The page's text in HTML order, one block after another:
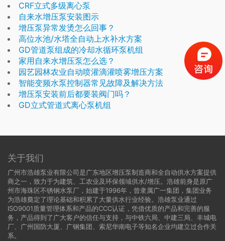
CRF立式多级离心泵
自来水增压泵安装图示
增压泵异常发烫怎么回事？
高位水池/水塔全自动上水补水方案
GD管道泵组成的冷却水循环泵机组
家用自来水增压泵怎么选？
园艺园林农业自动喷灌滴灌喷雾增压方案
智能变频水泵控制器常见故障及解决方法
增压泵安装前后都要装阀门吗？
GD立式管道式离心泵机组
关于我们
广州市浩雄泵业有限公司是广东地区增压泵制造商和全自动供水方案提供
商之一，致力于为建筑、工农业及环保领域供水/增压。浩雄前身是原广
州市海珠区不锈钢水泵厂，始建于1996年，曾隶属广一集团，集团业务
为浩雄奠定了理论基础和积累了大量供水行业经验。浩雄泵业通过
ISO9001质量管理体系和产品的CCC认证，凭借优质的产品和完善的服
务，产品得到了广大客户的信任与支持，与中铁六局、中建三局、丰城电
厂、广州国防大厦、广钢集团、索尼华南电子等知名企业均建立过合作关
系。